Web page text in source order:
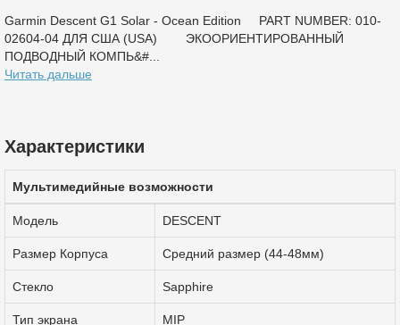
Garmin Descent G1 Solar - Ocean Edition PART NUMBER: 010-
02604-04 ДЛЯ США (USA) ЭКООРИЕНТИРОВАННЫЙ
ПОДВОДНЫЙ КОМПЬ&#...
Читать дальше
Характеристики
Мультимедийные возможности
Модель DESCENT
Размер Корпуса Средний размер (44-48мм)
Стекло Sapphire
Тип экрана MIP